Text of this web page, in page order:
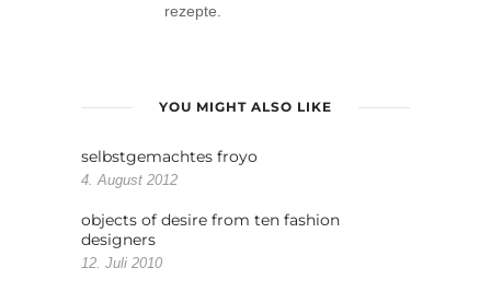
rezepte.
YOU MIGHT ALSO LIKE
selbstgemachtes froyo
4. August 2012
objects of desire from ten fashion
designers
12. Juli 2010